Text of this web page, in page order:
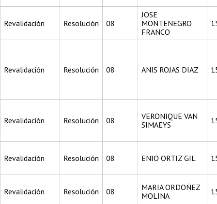
Revalidación Resolución 08
JOSE
MONTENEGRO
FRANCO
Revalidación Resolución 08 ANIS ROJAS DIAZ
Revalidación Resolución 08
VERONIQUE VAN
SIMAEYS
Revalidación Resolución 08 ENIO ORTIZ GIL
Revalidación Resolución 08
MARIA ORDOÑEZ
MOLINA